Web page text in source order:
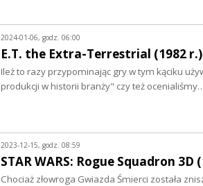
2024-01-06, godz. 06:00
E.T. the Extra-Terrestrial (1982 r.)
Ileż to razy przypominając gry w tym kąciku
produkcji w historii branży" czy też
2023-12-15, godz. 08:59
STAR WARS: Rogue Squadron 3D
Chociaż złowroga Gwiazda Śmierci została